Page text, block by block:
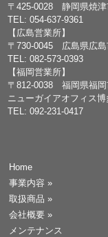
〒425-0028 静岡県焼津
TEL: 054-637-9361
【広島営業所】
〒730-0045 広島県広島
TEL: 082-573-0393
【福岡営業所】
〒812-0038 福岡県福岡
ニューガイアオフィス博
TEL: 092-231-0417
Home
事業内容 »
取扱商品 »
会社概要 »
メンテナンス